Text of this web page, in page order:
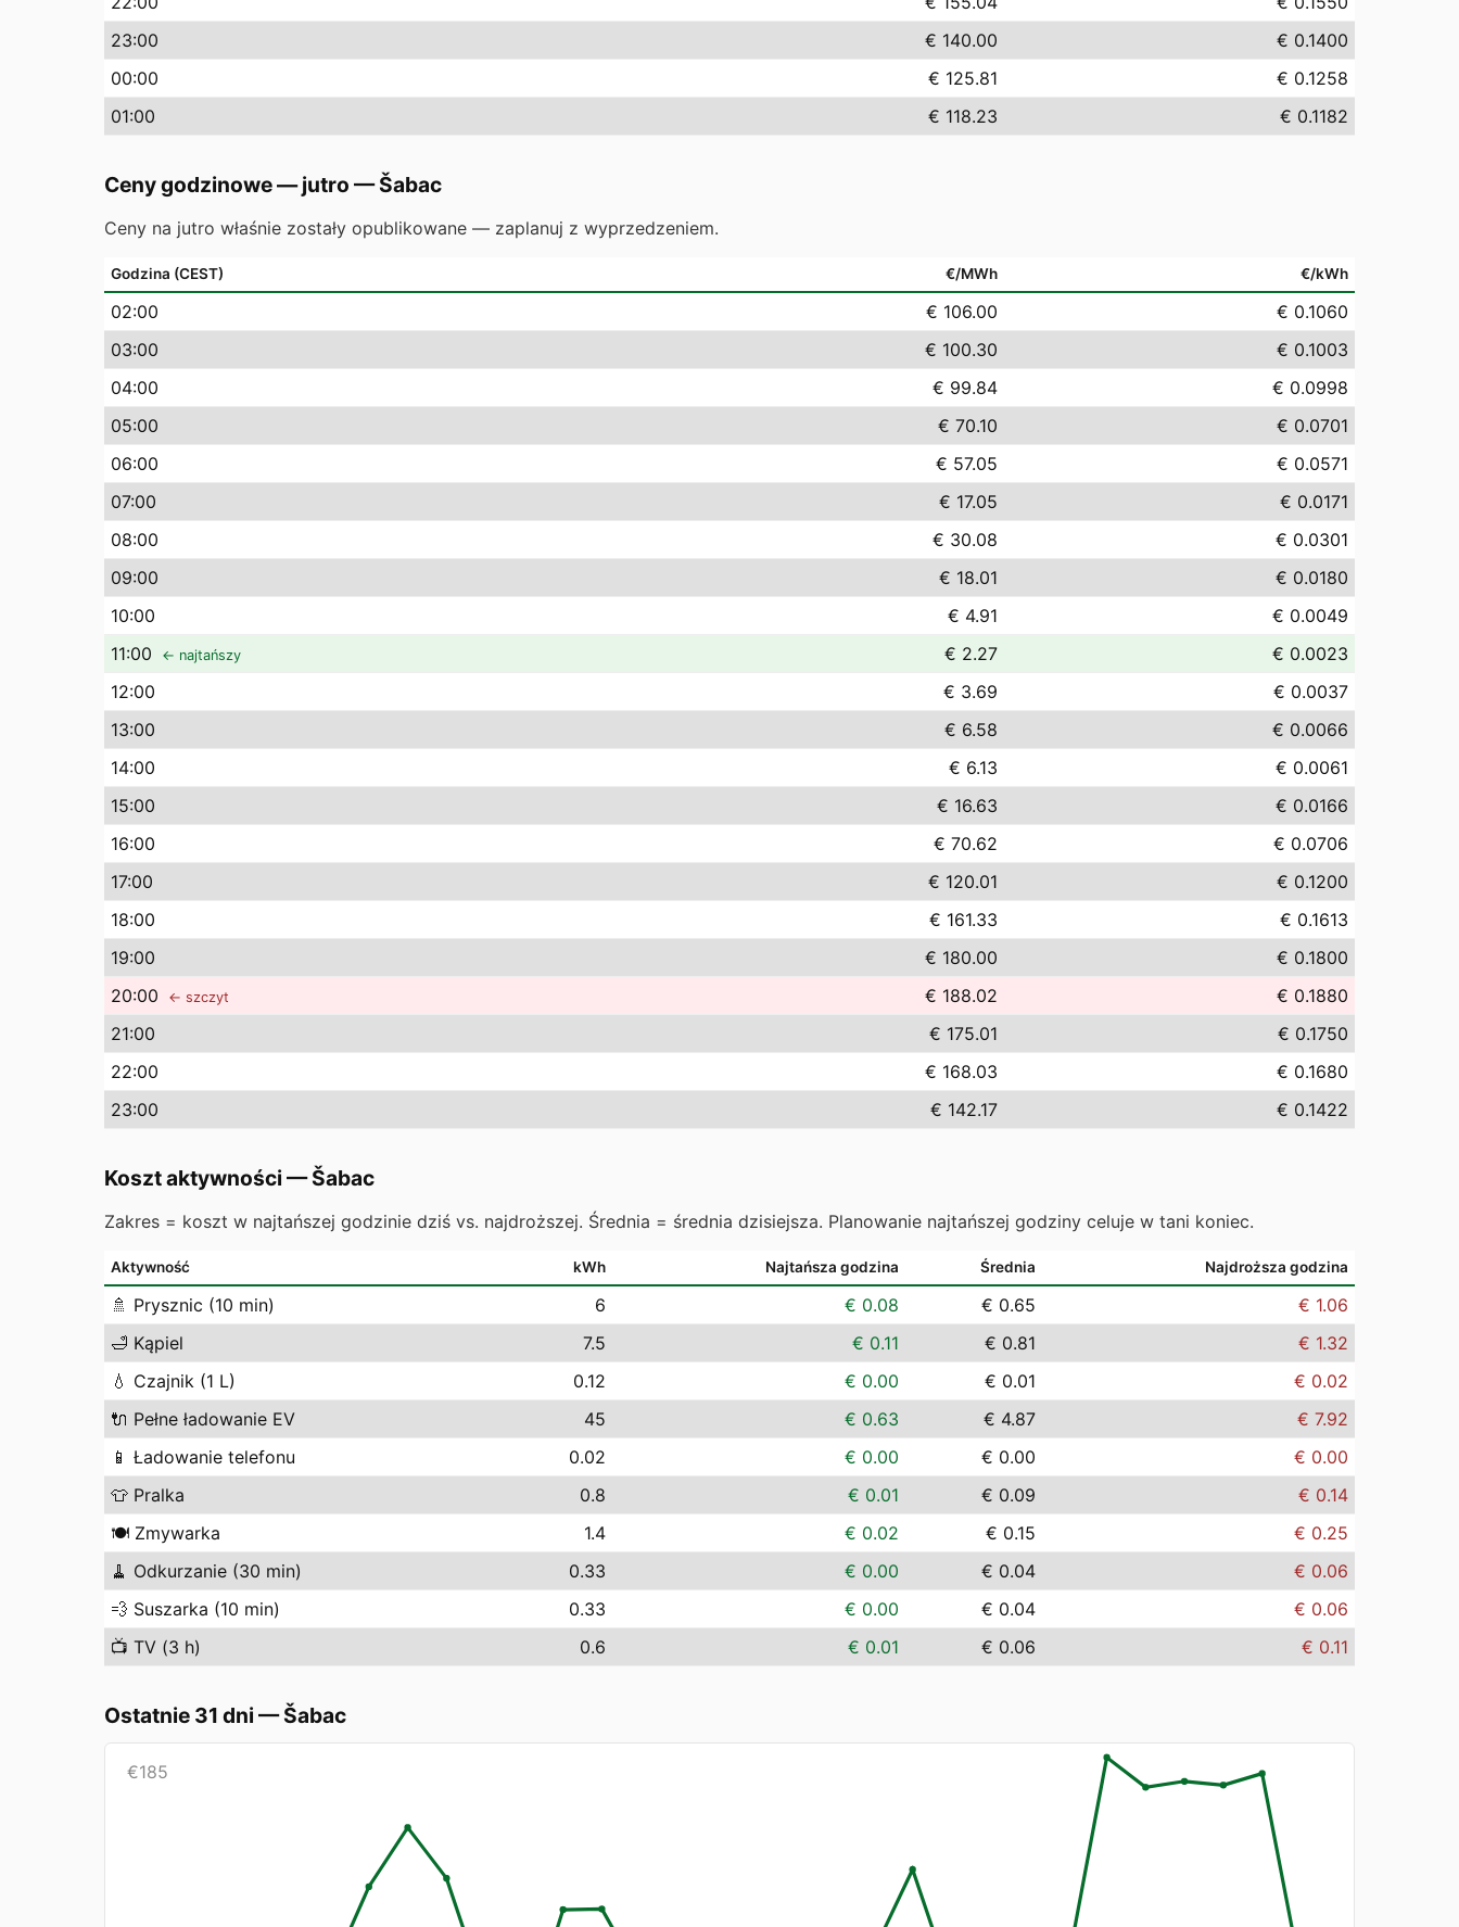
23:00 € 140.00
€ 0.1400
00:00 € 125.81
€ 0.1258
01:00 € 118.23 € 0.1182
Ceny godzinowe — jutro —Šabac
Ceny na jutro właśnie zostały opublikowane — zaplanuj z wyprzedzeniem.
Godzina (CEST) €/MWh €/kWh
02:00 € 106.00
€ 0.1060
03:00 € 100.30
€ 0.1003
04:00 € 99.84
€ 0.0998
05:00 € 70.10
€ 0.0701
06:00 € 57.05
€ 0.0571
07:00 € 17.05
€ 0.0171
08:00 € 30.08
€ 0.0301
09:00 € 18.01
€ 0.0180
10:00 € 4.91
€ 0.0049
11:00 ← najtańszy € 2.27
€ 0.0023
12:00 € 3.69
€ 0.0037
13:00 € 6.58
€ 0.0066
14:00 € 6.13
€ 0.0061
15:00 € 16.63
€ 0.0166
16:00 € 70.62
€ 0.0706
17:00 € 120.01
€ 0.1200
18:00 € 161.33
€ 0.1613
19:00 € 180.00
€ 0.1800
20:00 ← szczyt € 188.02
€ 0.1880
21:00 € 175.01
€ 0.1750
22:00 € 168.03
€ 0.1680
23:00 € 142.17 € 0.1422
Koszt aktywności —Šabac
Zakres = koszt w najtańszej godzinie dziś vs. najdroższej. Średnia = średnia dzisiejsza. Planowanie najtańszej godziny celuje w tani koniec.
Aktywność kWh Najtańsza godzina Średnia Najdroższa godzina
🚿 Prysznic (10 min) 6 € 0.08 € 0.65
€ 1.06
🛁 Kąpiel 7.5 € 0.11 € 0.81
€ 1.32
💧 Czajnik (1 L) 0.12 € 0.00 € 0.01
€ 0.02
🔌 Pełne ładowanie EV 45 € 0.63 € 4.87
€ 7.92
📱 Ładowanie telefonu 0.02 € 0.00 € 0.00
€ 0.00
👕 Pralka 0.8 € 0.01 € 0.09
€ 0.14
🍽️ Zmywarka 1.4 € 0.02 € 0.15
€ 0.25
🧹 Odkurzanie (30 min) 0.33 € 0.00 € 0.04
€ 0.06
💨 Suszarka (10 min) 0.33 € 0.00 € 0.04
€ 0.06
📺 TV (3 h) 0.6 € 0.01 € 0.06 € 0.11
Ostatnie 31 dni —Šabac
€185